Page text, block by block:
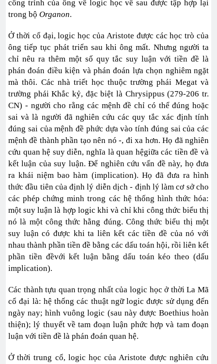
công trình của ông về logic học về sau được tập hợp lại
trong bộ Organon.
Ở thời cổ đại, logic học của Aristote được các học trò của
ông tiếp tục phát triển sau khi ông mất. Nhưng người ta
chỉ nêu ra thêm một số quy tắc suy luận với tiền đề là
phán đoán điều kiện và phán đoán lựa chọn nghiêm ngặt
mà thôi. Các nhà triết học thuộc trường phái Megat và
trường phái Khắc kỷ, đặc biệt là Chrysippus (279-206 tr.
CN) - người cho rằng các mệnh đề chỉ có thể đúng hoặc
sai và là người đã nghiên cứu các quy tắc xác định tính
đúng sai của mệnh đề phức dựa vào tính đúng sai của các
mệnh đề thành phần tạo nên nó -, đi xa hơn. Họ đã nghiên
cứu quan hệ suy diễn, nghĩa là quan hệgiữa các tiền đề và
kết luận của suy luận. Để nghiên cứu vấn đề này, họ đưa
ra khái niệm bao hàm (implication). Họ đã đưa ra hình
thức đầu tiên của định lý diễn dịch - định lý làm cơ sở cho
các phép chứng minh trong các hệ thống hình thức hóa:
một suy luận là hợp logic khi và chỉ khi công thức biểu thị
nó là một công thức hằng đúng. Công thức biểu thị một
suy luận có được khi ta liên kết các tiền đề của nó với
nhau thành phần tiền đề bằng các dấu toán hội, rồi liên kết
phần tiền đềvới kết luận bằng dấu toán kéo theo (dấu
implication).
Các thành tựu quan trọng nhất của logic học ở thời La Mã
cổ đại là: hệ thống các thuật ngữ logic được sử dụng đến
ngày nay; hình vuông logic (sau này được Boethius hoàn
thiện); lý thuyết về tam đoạn luận phức hợp và tam đoạn
luận với tiền đề là phán đoán quan hệ.
Ở thời trung cổ, logic học của Aristote được nghiên cứu